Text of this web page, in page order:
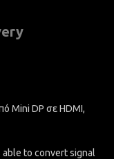
Mini DP σε HDMI,
to convert signal